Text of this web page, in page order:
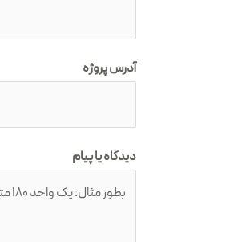
آدرس پروژه
دیدگاه یا پیام